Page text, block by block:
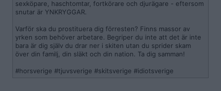
sexköpare, haschtomtar, fortkörare och djurägare - eftersom
snutar är YNKRYGGAR.
Varför ska du prostituera dig förresten? Finns massor av
yrken som behöver arbetare. Begriper du inte att det är inte
bara är dig själv du drar ner i skiten utan du sprider skam
över din familj, din släkt och din nation. Ta dig samman!
#horsverige #tjuvsverige #skitsverige #idiotsverige